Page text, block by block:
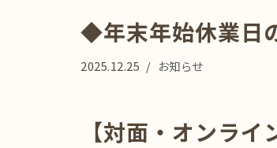
◆年末年始休業日
2025.12.25 お知らせ
【対面・オンラ